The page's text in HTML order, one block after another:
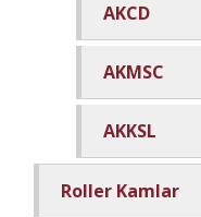
AKCD
AKMSC
AKKSL
Roller Kamlar